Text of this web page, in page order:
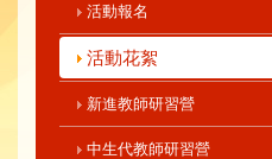
活動報名
活動花絮
新進教師研習營
中生代教師研習營